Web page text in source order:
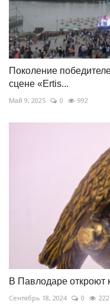
Поколение
сцене «Ertis...
Май 9, 2025 0 992
В Павлодаре откроют
Сентябрь 18, 2024 0 222